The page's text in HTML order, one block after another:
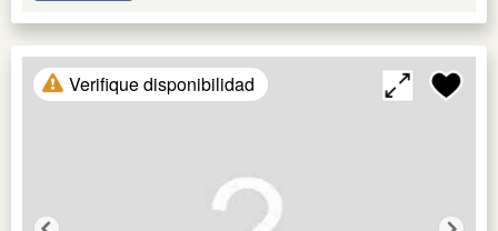
Verifique disponibilidad